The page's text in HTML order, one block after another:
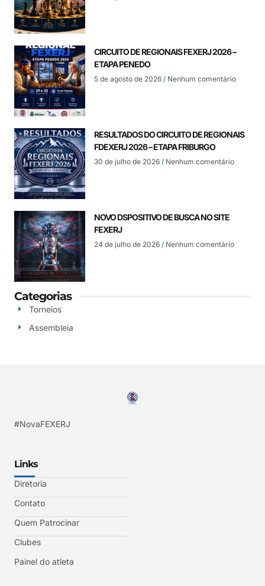
CIRCUITO DE REGIONAIS FEXERJ 2026 –
ETAPA PENEDO
5 de agosto de 2026 Nenhum comentário
RESULTADOS DO CIRCUITO DE REGIONAIS
FDEXERJ 2026 – ETAPA FRIBURGO
30 de julho de 2026 Nenhum comentário
NOVO DSPOSITIVO DE BUSCA NO SITE
FEXERJ
24 de julho de 2026 Nenhum comentário
Categorias
Torneios
Assembleia
#NovaFEXERJ
Links
Diretoria
Contato
Quem Patrocinar
Clubes
Painel do atleta